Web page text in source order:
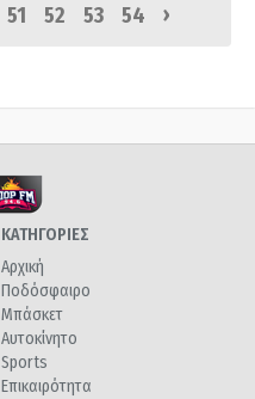
51 52 53 54 ›
ΚΑΤΗΓΟΡΙΕΣ
Αρχική
Ποδόσφαιρο
Μπάσκετ
Αυτοκίνητο
Sports
Επικαιρότητα